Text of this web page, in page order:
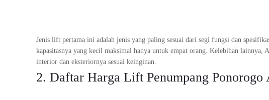
Jenis lift pertama ini adalah jenis yang paling sesuai dari segi fungsi dan
kapasitasnya yang kecil maksimal hanya untuk empat orang. Kelebihan
interior dan eksteriornya sesuai keinginan.
2. Daftar Harga Lift Penumpang Ponorogo